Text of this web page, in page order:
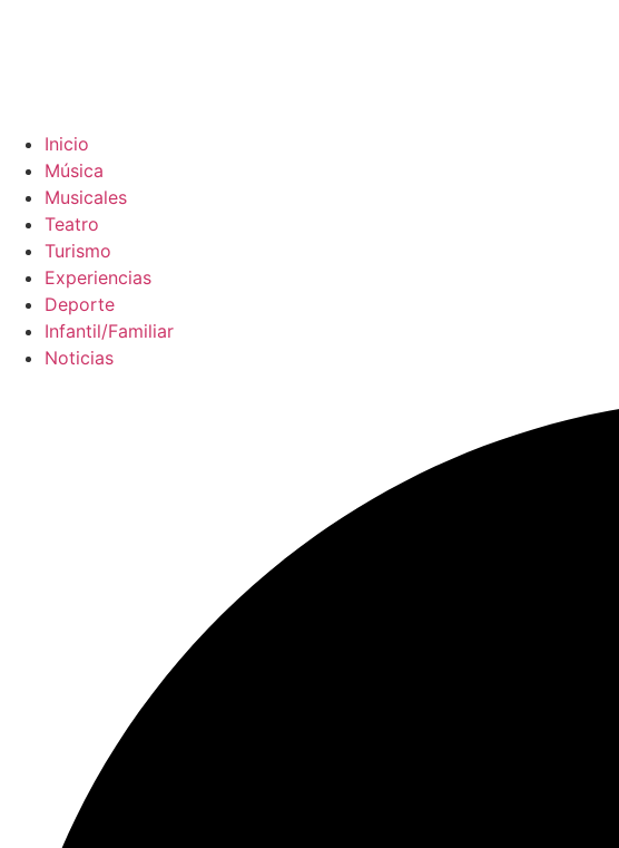
Inicio
Música
Musicales
Teatro
Turismo
Experiencias
Deporte
Infantil/Familiar
Noticias